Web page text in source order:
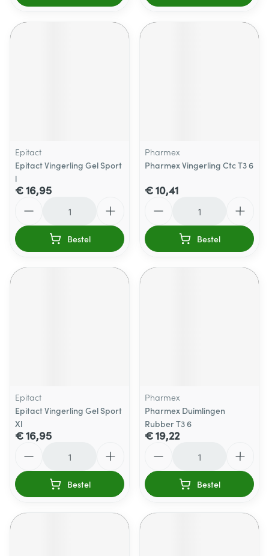
Epitact
Epitact Vingerling Gel Sport
l
€ 16,95
Bestel
Pharmex
Pharmex Vingerling Ctc T3 6
€ 10,41
Bestel
Epitact
Epitact Vingerling Gel Sport
Xl
€ 16,95
Bestel
Pharmex
Pharmex Duimlingen
Rubber T3 6
€ 19,22
Bestel